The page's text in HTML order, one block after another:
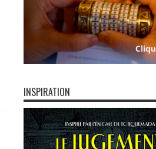
INSPIRATION